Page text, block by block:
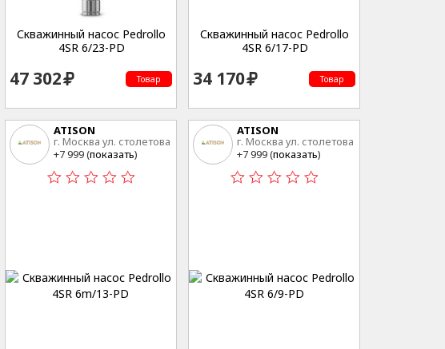
Скважинный насос Pedrollo
4SR 6/23-PD
47 302 Товар
Скважинный насос Pedrollo
4SR 6/17-PD
34 170 Товар
ATISON
г. Москва ул. столетова
15
+7 999 (показать)
ATISON
г. Москва ул. столетова
15
+7 999 (показать)